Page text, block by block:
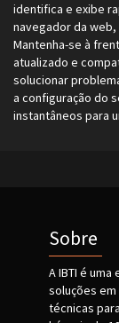
identifica e exibe
navegador da
Mantenha-se à
atualizado e
solucionar
a configuração do
instantâneos para
Sobre
A IBTI é
soluções
técnicas